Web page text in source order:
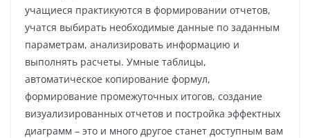
учащиеся практикуются в формировании отчетов,
учатся выбирать необходимые данные по заданным
параметрам, анализировать информацию и
выполнять расчеты. Умные таблицы,
автоматическое копирование формул,
формирование промежуточных итогов, создание
визуализированных отчетов и постройка эффектных
диаграмм – это и много другое станет доступным вам